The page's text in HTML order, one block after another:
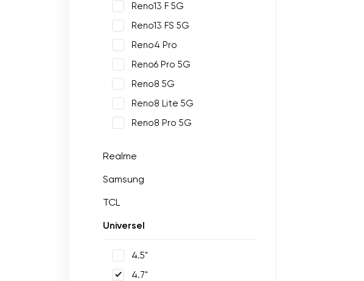
Reno13 F 5G
Reno13 FS 5G
Reno4 Pro
Reno6 Pro 5G
Reno8 5G
Reno8 Lite 5G
Reno8 Pro 5G
Realme
Samsung
TCL
Universel
4.5"
4.7"